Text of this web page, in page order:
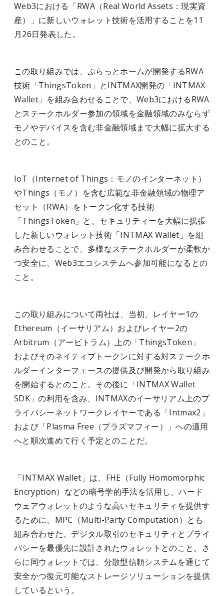
Web3における「RWA（Real World Assets：現実資
産）」に新しいウォレット技術を活用することを11
月26日発表した。
この取り組みでは、ぷらっとホームが開発するRWA
技術「ThingsToken」とINTMAX開発の「INTMAX
Wallet」を組み合わせることで、Web3におけるRWA
とステークホルダー参加の領域を金融領域のみならず
モノやデバイスを含む非金融領域まで大幅に拡大する
とのこと。
IoT（Internet of Things：モノのインターネット）
やThings（モノ）を含む広範な非金融領域の物理ア
セット（RWA）をトークン化する技術
「ThingsToken」と、セキュリティーを大幅に拡張
した新しいウォレット技術「INTMAX Wallet」を組
み合わせることで、多様なステークホルダーが柔軟か
つ安全に、Web3エコシステムへ参加可能になるとの
こと。
この取り組みについて両社は、当初、レイヤー1の
Ethereum（イーサリアム）およびレイヤー2の
Arbitrum（アービトラム）上の「ThingsToken」
およびそのネイティブトークンに対する対ステークホ
ルダーインターフェースの提供及び開発から取り組み
を開始するとのこと。その後に「INTMAX Wallet
SDK」の利用を含み、INTMAXのイーサリアム上のプ
ライバシーネットワークレイヤーである「Intmax2」
および「Plasma Free（プラズマフィー）」への適用
へと順次進めて行く予定とのことだ。
「INTMAX Wallet」は、FHE（Fully Homomorphic
Encryption）などの暗号学的手法を活用し、ハード
ウェアウォレットのような高いセキュリティを提供す
るために、MPC（Multi-Party Computation）とも
組み合わせた、デジタル取引のセキュリティとプライ
バシーを最優先に設計されたウォレットとのこと。さ
らに同ウォレットでは、分散型信頼システムを通じて
安全かつ復元可能なストレージソリューションを提供
しているという。